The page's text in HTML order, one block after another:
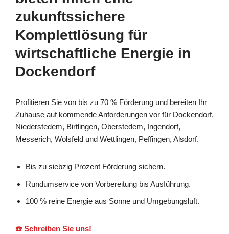
zukunftssichere
Komplettlösung für
wirtschaftliche Energie in
Dockendorf
Profitieren Sie von bis zu 70 % Förderung und bereiten Ihr
Zuhause auf kommende Anforderungen vor für Dockendorf,
Niederstedem, Birtlingen, Oberstedem, Ingendorf,
Messerich, Wolsfeld und Wettlingen, Peffingen, Alsdorf.
Bis zu siebzig Prozent Förderung sichern.
Rundumservice von Vorbereitung bis Ausführung.
100 % reine Energie aus Sonne und Umgebungsluft.
☎️ Schreiben Sie uns!